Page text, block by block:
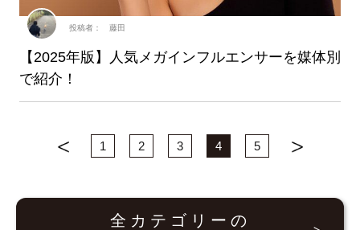
【2025年版】人気メガインフルエンサーを媒体別
で紹介！
投稿者： 藤田
1 2 3 4 5
全カテゴリーの